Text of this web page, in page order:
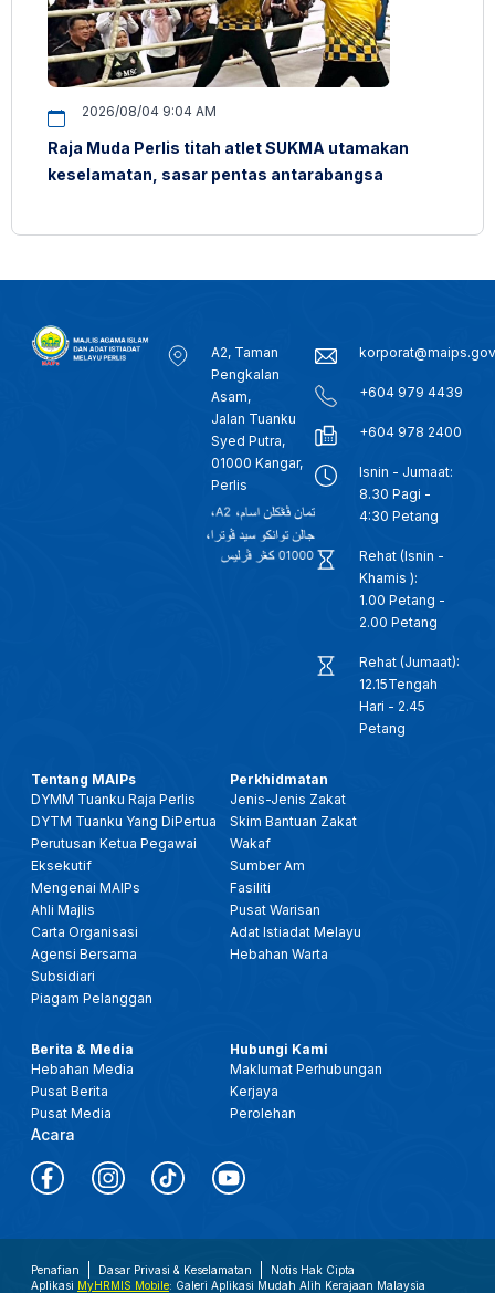
2026/08/04 9:04 AM
Raja Muda Perlis titah atlet SUKMA utamakan
keselamatan, sasar pentas antarabangsa
A2, Taman
Pengkalan
Asam,
Jalan Tuanku
Syed Putra,
01000 Kangar,
Perlis
+604 979 4439
+604 978 2400
Isnin - Jumaat:
8.30 Pagi -
4:30 Petang
Rehat (Isnin -
Khamis ):
1.00 Petang -
2.00 Petang
Rehat (Jumaat):
12.15Tengah
Hari - 2.45
Petang
Tentang MAIPs
DYMM Tuanku Raja Perlis
DYTM Tuanku Yang DiPertua
Perutusan Ketua Pegawai
Eksekutif
Mengenai MAIPs
Ahli Majlis
Carta Organisasi
Agensi Bersama
Subsidiari
Piagam Pelanggan
Perkhidmatan
Jenis-Jenis Zakat
Skim Bantuan Zakat
Wakaf
Sumber Am
Fasiliti
Pusat Warisan
Adat Istiadat Melayu
Hebahan Warta
Berita & Media
Hebahan Media
Pusat Berita
Pusat Media
Acara
Hubungi Kami
Maklumat Perhubungan
Kerjaya
Perolehan
Penafian Dasar Privasi & Keselamatan
Notis Hak Cipta
Aplikasi MyHRMIS Mobile: Galeri Aplikasi Mudah Alih Kerajaan Malaysia